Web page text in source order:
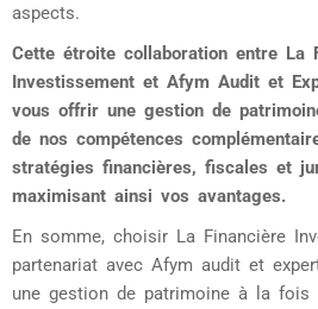
aspects.
Cette étroite collaboration entre La
Investissement et Afym Audit et
vous offrir une gestion de
de nos compétences
stratégies financières, fiscales et
maximisant ainsi vos avantages.
En somme, choisir La Financière
partenariat avec Afym audit et
une gestion de patrimoine à la fois